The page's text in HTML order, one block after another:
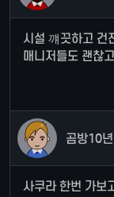
시설 꺠끗하고 건
매니저들도 괜찮
곰방10
사쿠라 한번 가보